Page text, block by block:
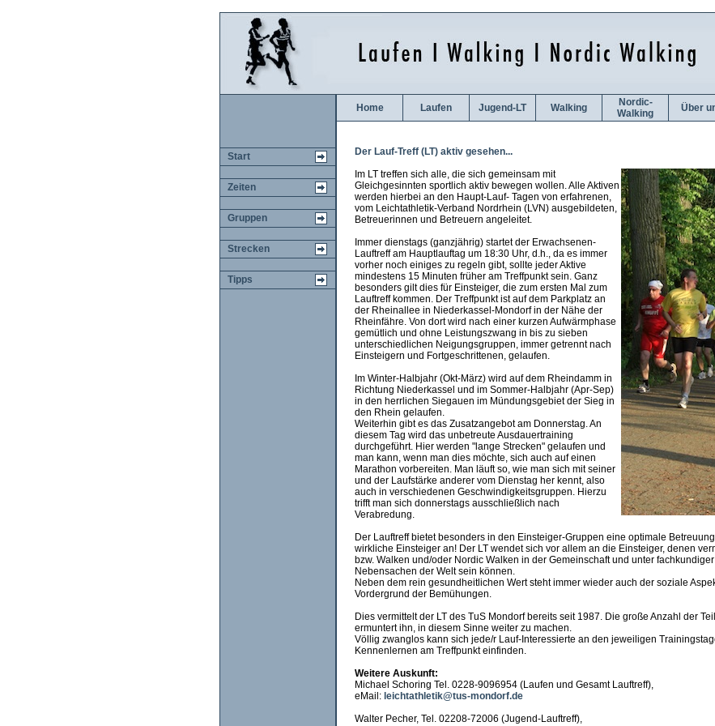
Start
Zeiten
Gruppen
Strecken
Tipps
Home Laufen Jugend-LT Walking
Nordic-
Walking
Über
Der Lauf-Treff (LT) aktiv gesehen...
Im LT treffen sich alle, die sich gemeinsam mit
Gleichgesinnten sportlich aktiv bewegen wollen. Alle Aktiven
werden hierbei an den Haupt-Lauf- Tagen von erfahrenen,
vom Leichtathletik-Verband Nordrhein (LVN) ausgebildeten,
Betreuerinnen und Betreuern angeleitet.
Immer dienstags (ganzjährig) startet der Erwachsenen-
Lauftreff am Hauptlauftag um 18:30 Uhr, d.h., da es immer
vorher noch einiges zu regeln gibt, sollte jeder Aktive
mindestens 15 Minuten früher am Treffpunkt sein. Ganz
besonders gilt dies für Einsteiger, die zum ersten Mal zum
Lauftreff kommen. Der Treffpunkt ist auf dem Parkplatz an
der Rheinallee in Niederkassel-Mondorf in der Nähe der
Rheinfähre. Von dort wird nach einer kurzen Aufwärmphase
gemütlich und ohne Leistungszwang in bis zu sieben
unterschiedlichen Neigungsgruppen, immer getrennt nach
Einsteigern und Fortgeschrittenen, gelaufen.
Im Winter-Halbjahr (Okt-März) wird auf dem Rheindamm in
Richtung Niederkassel und im Sommer-Halbjahr (Apr-Sep)
in den herrlichen Siegauen im Mündungsgebiet der Sieg in
den Rhein gelaufen.
Weiterhin gibt es das Zusatzangebot am Donnerstag. An
diesem Tag wird das unbetreute Ausdauertraining
durchgeführt. Hier werden "lange Strecken" gelaufen und
man kann, wenn man dies möchte, sich auch auf einen
Marathon vorbereiten. Man läuft so, wie man sich mit seiner
und der Laufstärke anderer vom Dienstag her kennt, also
auch in verschiedenen Geschwindigkeitsgruppen. Hierzu
trifft man sich donnerstags ausschließlich nach
Verabredung.
Der Lauftreff bietet besonders in den Einsteiger-Gruppen eine optimale
wirkliche Einsteiger an! Der LT wendet sich vor allem an die Einsteiger, denen
bzw. Walken und/oder Nordic Walken in der Gemeinschaft und unter
Nebensachen der Welt sein können.
Neben dem rein gesundheitlichen Wert steht immer wieder auch der soziale
Vordergrund der Bemühungen.
Dies vermittelt der LT des TuS Mondorf bereits seit 1987. Die große Anzahl der
ermuntert ihn, in diesem Sinne weiter zu machen.
Völlig zwanglos kann sich jede/r Lauf-Interessierte an den jeweiligen
Kennenlernen am Treffpunkt einfinden.
Weitere Auskunft:
Michael Schoring Tel. 0228-9096954 (Laufen und Gesamt Lauftreff),
eMail: leichtathletik@tus-mondorf.de
Walter Pecher, Tel. 02208-72006 (Jugend-Lauftreff),